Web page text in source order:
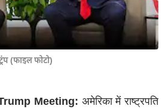
(फाइल फोटो)
Meeting: अमेरिका में राष्ट्रपति